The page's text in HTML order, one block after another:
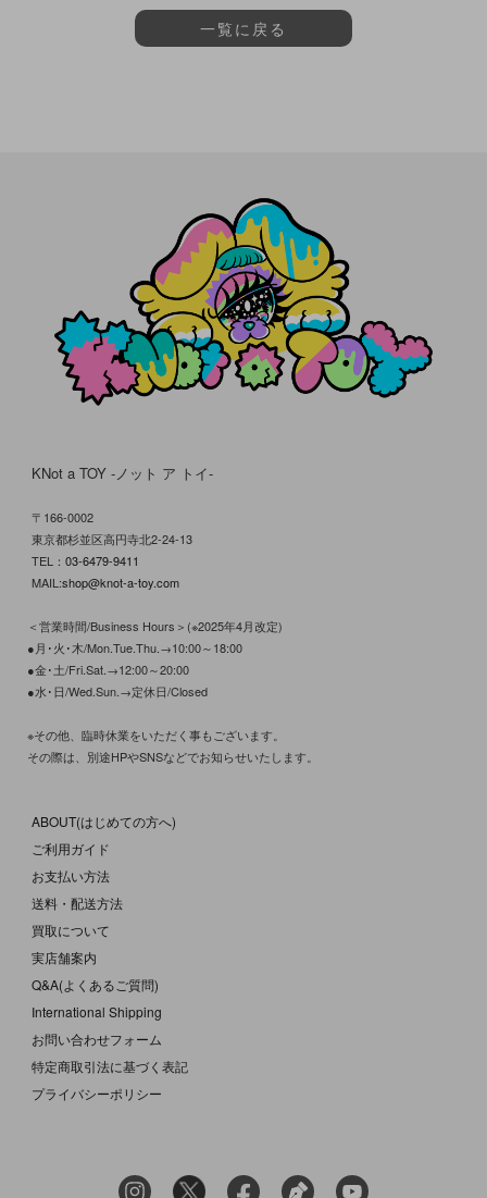
一覧に戻る
KNot a TOY -ノット ア トイ-
〒166-0002
東京都杉並区高円寺北2-24-13
TEL： 03-6479-9411
MAIL:shop@knot-a-toy.com
＜営業時間/Business Hours＞(※2025年4月改定)
●月･火･木/Mon.Tue.Thu.→10:00～18:00
●金･土/Fri.Sat.→12:00～20:00
●水･日/Wed.Sun.→定休日/Closed
※その他、臨時休業をいただく事もございます。
その際は、別途HPやSNSなどでお知らせいたします。
ABOUT(はじめての方へ)
ご利用ガイド
お支払い方法
送料・配送方法
買取について
実店舗案内
Q&A(よくあるご質問)
International Shipping
お問い合わせフォーム
特定商取引法に基づく表記
プライバシーポリシー